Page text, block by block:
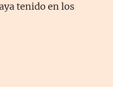
tenido en los